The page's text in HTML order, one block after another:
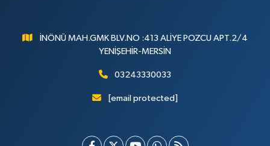
İNÖNÜ MAH.GMK BLV.NO :413 ALİYE POZCU APT.2/4
YENİŞEHİR-MERSİN
03243330033
[email protected]